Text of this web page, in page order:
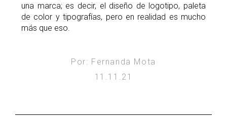
una marca; es decir, el diseño de logotipo, paleta
de color y tipografías, pero en realidad es mucho
más que eso.
Por: Fernanda Mota
11.11.21